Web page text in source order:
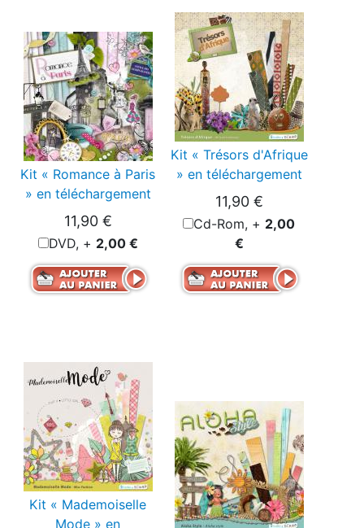
Kit « Romance à Paris
» en téléchargement
11,90 €
DVD, + 2,00 €
Kit « Trésors d'Afrique
» en téléchargement
11,90 €
Cd-Rom, + 2,00
€
Kit « Mademoiselle
Mode » en